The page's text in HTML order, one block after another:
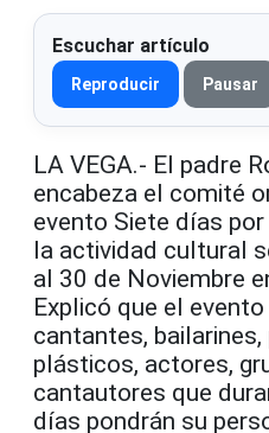
Escuchar artículo
Reproducir Pausar
LA VEGA.- El padre
encabeza el comité
evento Siete días
la actividad cultural
al 30 de Noviembre
Explicó que el
cantantes,
plásticos, actores,
cantautores que
días pondrán su